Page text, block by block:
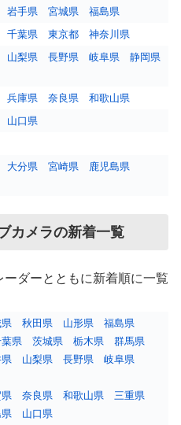
岩手県 宮城県
福島県
千葉県 東京都
神奈川県
山梨県 長野県 岐阜県
静岡県
兵庫県 奈良県
和歌山県
山口県
大分県 宮崎県
鹿児島県
カメラの新着一覧
ダーとともに新着順に一覧
秋田県 山形県
福島県
県 茨城県 栃木県
群馬県
山梨県 長野県
岐阜県
奈良県 和歌山県
三重県
県
山口県